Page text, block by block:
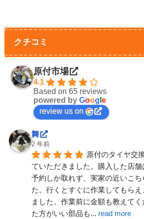
クチコミ
原付市場
4.1
Based on 65 reviews
powered by Goog e
review us on
舞
2 年前
原付のタイヤ交
ていただきました。購入した店
予約しか取れず、実家の近いこ
た。行くとすぐに作業してもらえ
ました。作業前に金額も教えて
た方がいい部品も... read more